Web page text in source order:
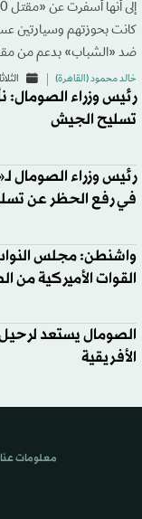
كانت بحوزتهم وسيارتين
ضد «الشباب» بدعم من
خالد محمود (القاهرة) الثلاثاء 02/05
رئيس وزراء
تسليح الجيش
رئيس وزراء الصومال
في رفع الحظر عن
واشنطن: مجلس
القوات الأميركية من
الصومال يستعد
الأفريقية
معلومات عنا